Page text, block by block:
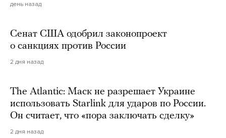
день назад
Сенат США одобрил законопроект
о санкциях против России
2 дня назад
The Atlantic: Маск не разрешает Украине
использовать Starlink для ударов по России.
Он считает, что «пора заключать сделку»
2 дня назад